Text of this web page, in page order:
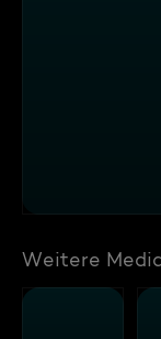
Weitere